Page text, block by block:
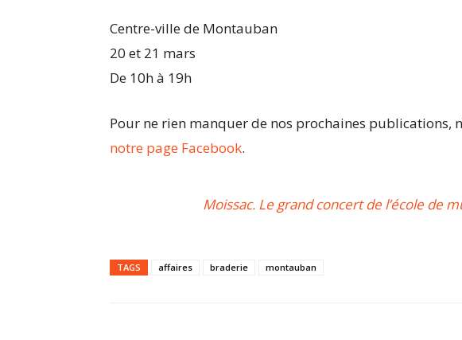
Centre-ville de Montauban
20 et 21 mars
De 10h à 19h
Pour ne rien manquer de nos prochaines publications,
notre page Facebook.
Moissac. Le grand concert de l’école de
TAGS affaires braderie montauban